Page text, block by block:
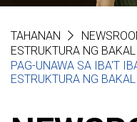
TAHANAN
ESTRUKTURA NG BAKAL
PAG-UNAWA SA IBA'T
ESTRUKTURA NG BAKAL